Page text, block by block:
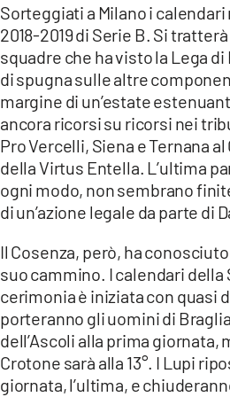
LACAPITALENEWS.IT
App
ANDROID
APPLE
Sorteggiati a Milano i
2018-2019 di Serie B. Si
squadre che ha visto la Lega
di spugna sulle altre
margine di un’estate
ancora ricorsi su ricorsi nei
Pro Vercelli, Siena e Ternana
della Virtus Entella. L’ultima
ogni modo, non sembrano
di un’azione legale da parte di
Il Cosenza, però, ha
suo cammino. I calendari della
cerimonia è iniziata con quasi
porteranno gli uomini di
dell’Ascoli alla prima giornata,
Crotone sarà alla 13°. I Lupi
giornata, l’ultima, e